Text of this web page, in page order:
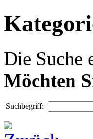
Die Suche
Möchten
Suchbegriff: